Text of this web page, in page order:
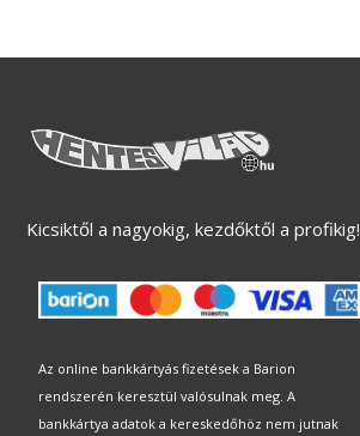
Kicsiktől a nagyokig, kezdőktől a profikig!
Az online bankkártyás fizetések a Barion
rendszerén keresztül valósulnak meg. A
bankkártya adatok a kereskedőhöz nem jutnak